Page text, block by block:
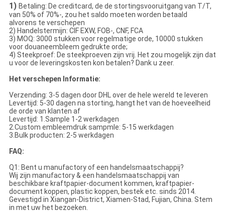
1) Betaling: De creditcard, de de stortingsvooruitgang van T/T,
van 50% of 70%-, zou het saldo moeten worden betaald
alvorens te verschepen
2) Handelstermijn: CIF EXW, FOB-, CNF, FCA
3) MOQ: 3000 stukken voor regelmatige orde, 10000 stukken
voor douaneembleem gedrukte orde;
4) Steekproef: De steekproeven zijn vrij. Het zou mogelijk zijn dat
u voor de leveringskosten kon betalen? Dank u zeer.
Het verschepen Informatie:
Verzending: 3-5 dagen door DHL over de hele wereld te leveren
Levertijd: 5-30 dagen na storting, hangt het van de hoeveelheid
de orde van klanten af
Levertijd: 1.Sample 1-2 werkdagen
2.Custom embleemdruk sampmle: 5-15 werkdagen
3.Bulk producten: 2-5 werkdagen
FAQ:
Q1: Bent u manufactory of een handelsmaatschappij?
Wij zijn manufactory & een handelsmaatschappij van
beschikbare kraftpapier-document kommen, kraftpapier-
document koppen, plastic koppen, bestek etc. sinds 2014.
Gevestigd in Xiangan-District, Xiamen-Stad, Fujian, China. Stem
in met uw het bezoeken.